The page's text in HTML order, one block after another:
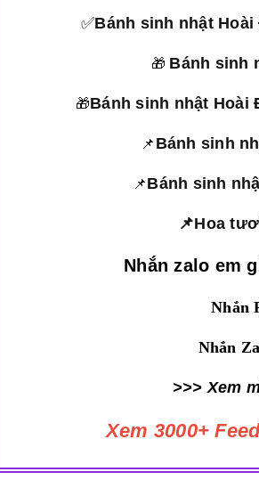
✅Bánh sinh nhật
🎁 Bánh sinh
🎁Bánh sinh nhật Hoài
📌 Bánh sinh
📌Bánh sinh
📌Hoa
Nhắn zalo em
Nhắn
Nhắn
>>> Xem
Xem 3000+